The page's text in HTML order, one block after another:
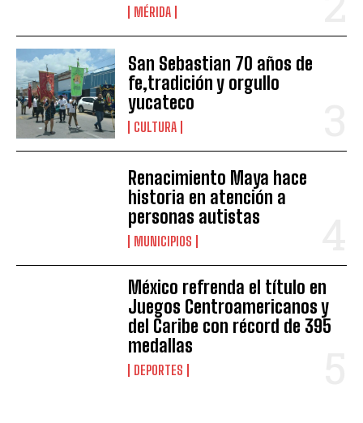
MÉRIDA
San Sebastian 70 años de
fe,tradición y orgullo
yucateco
CULTURA
Renacimiento Maya hace
historia en atención a
personas autistas
MUNICIPIOS
México refrenda el título en
Juegos Centroamericanos y
del Caribe con récord de 395
medallas
DEPORTES